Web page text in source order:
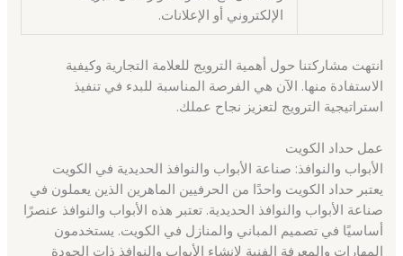
الإلكتروني أو الإعلانات.
انتهت مشاركتنا حول أهمية الترويج للعلامة التجارية وكيفية
الاستفادة منها. الآن هي الفرصة المناسبة للبدء في تنفيذ
استراتيجية الترويج لتعزيز نجاح عملك.
عمل حداد الكويت
الأبواب والنوافذ: صناعة الأبواب والنوافذ الحديدية في الكويت
يعتبر حداد الكويت واحدًا من الحرفيين الماهرين الذين يعملون في
صناعة الأبواب والنوافذ الحديدية. تعتبر هذه الأبواب والنوافذ عنصرًا
أساسيًا في تصميم المباني والمنازل في الكويت. يستخدمون
المهارات والمعرفة الفنية لإنشاء الأبواب والنوافذ ذات الجودة